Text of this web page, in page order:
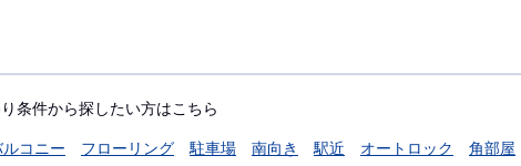
条件から探したい方はこちら
ルコニー フローリング 駐車場 南向き 駅近 オートロック 角部屋